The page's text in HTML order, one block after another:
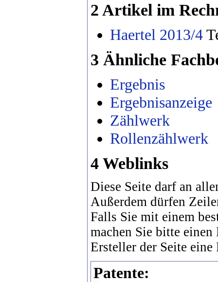
2 Artikel im
Haertel 2013/4
3 Ähnliche
Ergebnis
Ergebnisanzeige
Zählwerk
Rollenzählwerk
4 Weblinks
Diese Seite darf an
Außerdem dürfen
Falls Sie mit einem
machen Sie bitte
Ersteller der Seite
Patente: